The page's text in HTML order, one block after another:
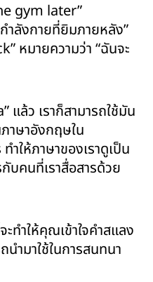
gym later”
ำลังกายที่ยิมภายหลัง”
หมายความว่า “ฉันจะ
แล้ว เราก็สามารถใช้มัน
าษาอังกฤษใน
ำให้ภาษาของเราดูเป็น
บคนที่เราสื่อสารด้วย
ทำให้คุณเข้าใจคำสแลง
ำมาใช้ในการสนทนา